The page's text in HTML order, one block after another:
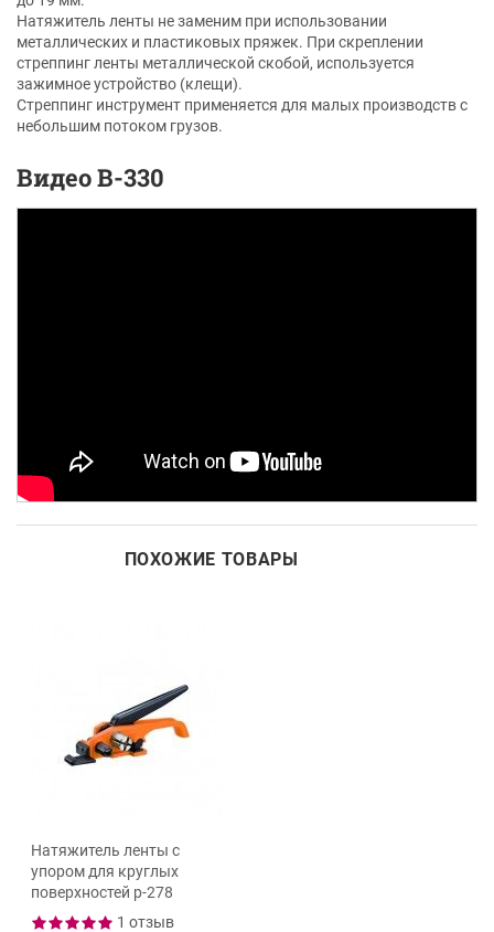
Натяжитель ленты не заменим при использовании
металлических и пластиковых пряжек. При скреплении
стреппинг ленты металлической скобой, используется
зажимное устройство (клещи).
Стреппинг инструмент применяется для малых производств с
небольшим потоком грузов.
Видео В-330
ПОХОЖИЕ ТОВАРЫ
Натяжитель ленты с
упором для круглых
поверхностей р-278
1 отзыв